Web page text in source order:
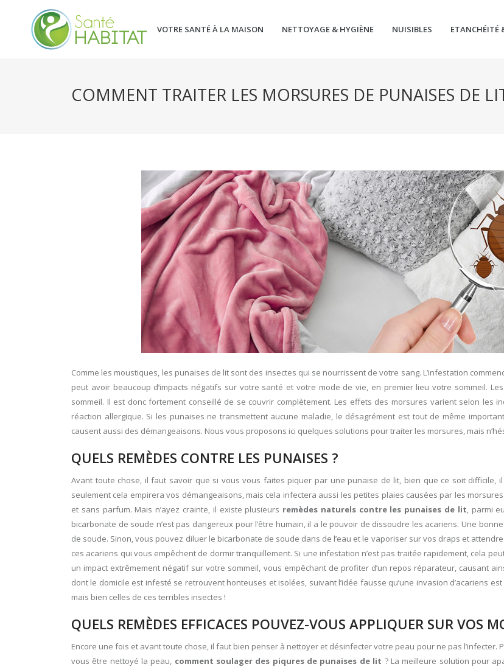
VOTRE SANTÉ À LA MAISON NETTOYAGE & HYGIÈNE NUISIBLES ETANCHÉITÉ
COMMENT TRAITER LES MORSURES DE PUNAISES DE
Comme les moustiques, les punaises de lit sont des insectes qui se nourrissent de votre sang. L’infestation
peut avoir beaucoup d’impacts négatifs sur votre santé et votre mode de vie, en premier lieu votre sommeil.
sommeil. Il est donc fortement conseillé de se couvrir complètement. Les effets des morsures varient selon les
réaction allergique. Si les punaises ne transmettent aucune maladie, le désagrément est tout de même
causent aussi des démangeaisons. Nous vous proposons ici quelques solutions pour traiter les morsures, mais
QUELS REMÈDES CONTRE LES PUNAISES ?
Avant toute chose, il faut savoir que si vous vous faites piquer par une punaise de lit, bien que ce soit
seulement cela empirera vos démangeaisons, mais cela infectera aussi les petites plaies causées par les
et sans parfum. Mais n’ayez crainte, il existe plusieurs remèdes naturels contre les punaises de lit, parmi
bicarbonate de soude n’est pas dangereux pour l’être humain, il a le pouvoir de dissoudre les acariens. Une
de soude. Sinon, vous pouvez diluer le bicarbonate de soude dans de l’eau et le vaporiser sur vos draps et
ces acariens qui vous empêchent de dormir tranquillement. Si une infestation n’est pas traitée rapidement, cela
un impact extrêmement négatif sur votre sommeil, vous empêchant de profiter d’un repos réparateur, causant
dont le domicile est infesté se retrouvent honteuses et isolées, suivant l’idée fausse qu’une invasion d’acariens
mais bien celles de ces terribles insectes !
QUELS REMÈDES EFFICACES POUVEZ-VOUS APPLIQUER SUR VOS
Encore une fois et avant toute chose, il faut bien penser à nettoyer et désinfecter votre peau pour ne pas l’infecter.
vous être nettoyé la peau, comment soulager des piqures de punaises de lit ? La meilleure solution pour